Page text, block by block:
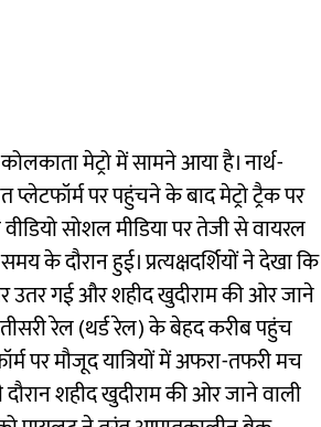
मेट्रो में सामने आया है। नार्थ-
प्लेटफॉर्म पर पहुंचने के बाद मेट्रो ट्रैक पर
सोशल मीडिया पर तेजी से वायरल
दौरान हुई। प्रत्यक्षदर्शियों ने देखा कि
उतर गई और शहीद खुदीराम की ओर जाने
रेल (थर्ड रेल) के बेहद करीब पहुंच
पर मौजूद यात्रियों में अफरा-तफरी मच
शहीद खुदीराम की ओर जाने वाली